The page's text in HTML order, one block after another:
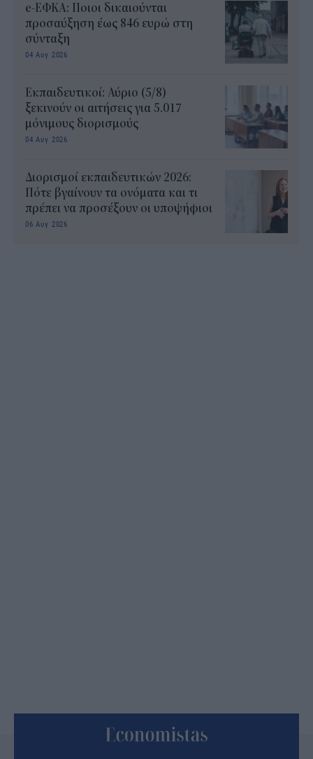
e-ΕΦΚΑ: Ποιοι δικαιούνται
προσαύξηση έως 846 ευρώ στη
σύνταξη
04 Αυγ 2026
Εκπαιδευτικοί: Αύριο (5/8)
ξεκινούν οι αιτήσεις για 5.017
μόνιμους διορισμούς
04 Αυγ 2026
Διορισμοί εκπαιδευτικών 2026:
Πότε βγαίνουν τα ονόματα και τι
πρέπει να προσέξουν οι υποψήφιοι
06 Αυγ 2026